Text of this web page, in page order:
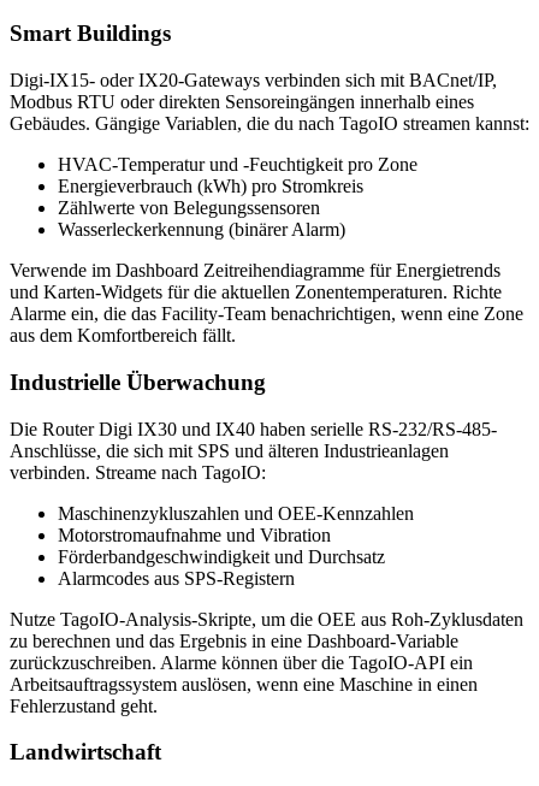
Smart Buildings
Digi-IX15- oder IX20-Gateways verbinden sich mit BACnet/IP,
Modbus RTU oder direkten Sensoreingängen innerhalb eines
Gebäudes. Gängige Variablen, die du nach TagoIO streamen kannst:
HVAC-Temperatur und -Feuchtigkeit pro Zone
Energieverbrauch (kWh) pro Stromkreis
Zählwerte von Belegungssensoren
Wasserleckerkennung (binärer Alarm)
Verwende im Dashboard Zeitreihendiagramme für Energietrends
und Karten-Widgets für die aktuellen Zonentemperaturen. Richte
Alarme ein, die das Facility-Team benachrichtigen, wenn eine Zone
aus dem Komfortbereich fällt.
Industrielle Überwachung
Die Router Digi IX30 und IX40 haben serielle RS-232/RS-485-
Anschlüsse, die sich mit SPS und älteren Industrieanlagen
verbinden. Streame nach TagoIO:
Maschinenzykluszahlen und OEE-Kennzahlen
Motorstromaufnahme und Vibration
Förderbandgeschwindigkeit und Durchsatz
Alarmcodes aus SPS-Registern
Nutze TagoIO-Analysis-Skripte, um die OEE aus Roh-Zyklusdaten
zu berechnen und das Ergebnis in eine Dashboard-Variable
zurückzuschreiben. Alarme können über die TagoIO-API ein
Arbeitsauftragssystem auslösen, wenn eine Maschine in einen
Fehlerzustand geht.
Landwirtschaft